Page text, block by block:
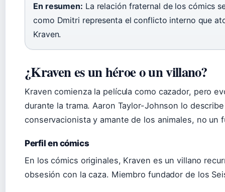
En resumen: La relación fraternal de los cómics
como Dmitri representa el conflicto interno que
Kraven.
¿Kraven es un héroe o un villano?
Kraven comienza la película como cazador, pero
durante la trama. Aaron Taylor-Johnson lo
conservacionista y amante de los animales, no un
Perfil en cómics
En los cómics originales, Kraven es un villano
obsesión con la caza. Miembro fundador de los